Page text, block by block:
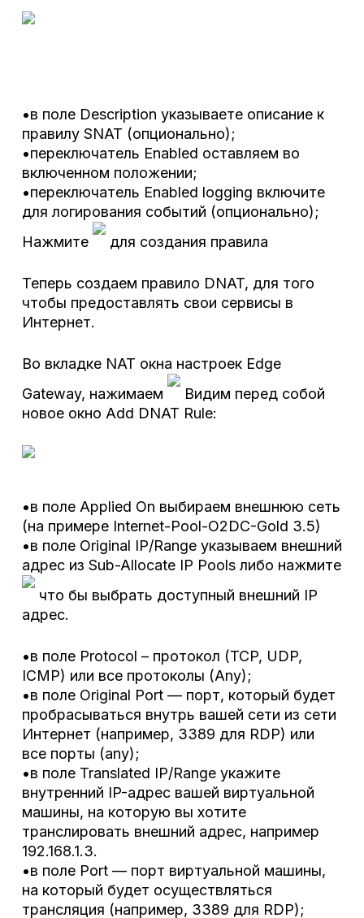
•в поле Description указываете описание к
правилу SNAT (опционально);
•переключатель Enabled оставляем во
включенном положении;
•переключатель Enabled logging включите
для логирования событий (опционально);
Нажмите
для создания правила
Теперь создаем правило DNAT, для того
чтобы предоставлять свои сервисы в
Интернет.
Во вкладке NAT окна настроек Edge
Gateway, нажимаем
Видим перед собой
новое окно Add DNAT Rule:
•в поле Applied On выбираем внешнюю сеть
(на примере Internet-Pool-O2DC-Gold 3.5)
•в поле Original IP/Range указываем внешний
адрес из Sub-Allocate IP Pools либо нажмите
что бы выбрать доступный внешний IP
адрес.
•в поле Protocol – протокол (TCP, UDP,
ICMP) или все протоколы (Any);
•в поле Original Port — порт, который будет
пробрасываться внутрь вашей сети из сети
Интернет (например, 3389 для RDP) или
все порты (any);
•в поле Translated IP/Range укажите
внутренний IP-адрес вашей виртуальной
машины, на которую вы хотите
транслировать внешний адрес, например
192.168.1.3.
•в поле Port — порт виртуальной машины,
на который будет осуществляться
трансляция (например, 3389 для RDP);